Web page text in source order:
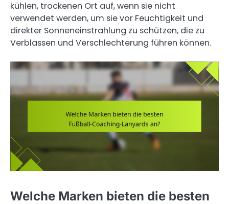
kühlen, trockenen Ort auf, wenn sie nicht
verwendet werden, um sie vor Feuchtigkeit und
direkter Sonneneinstrahlung zu schützen, die zu
Verblassen und Verschlechterung führen können.
Welche Marken bieten die besten